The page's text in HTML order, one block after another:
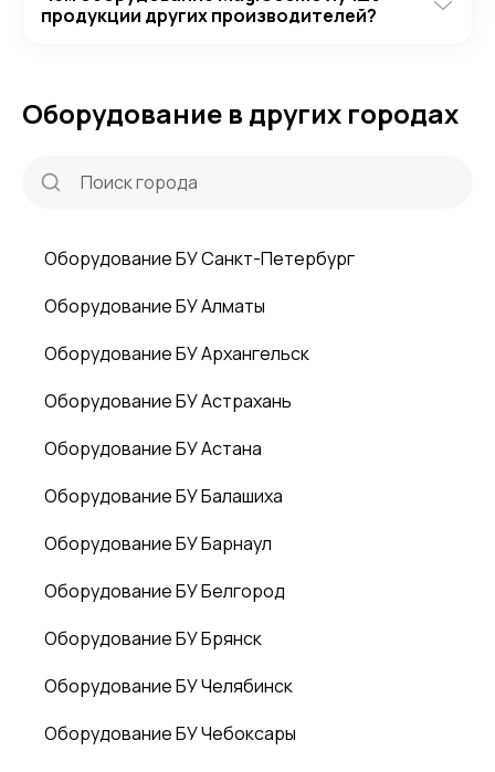
продукции других производителей?
Оборудование в других городах
Оборудование БУ Санкт-Петербург
Оборудование БУ Алматы
Оборудование БУ Архангельск
Оборудование БУ Астрахань
Оборудование БУ Астана
Оборудование БУ Балашиха
Оборудование БУ Барнаул
Оборудование БУ Белгород
Оборудование БУ Брянск
Оборудование БУ Челябинск
Оборудование БУ Чебоксары